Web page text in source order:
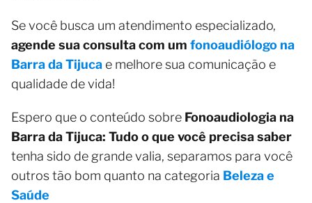
Se você busca um atendimento especializado,
agende sua consulta com um fonoaudiólogo na
Barra da Tijuca e melhore sua comunicação e
qualidade de vida!
Espero que o conteúdo sobre Fonoaudiologia na
Barra da Tijuca: Tudo o que você precisa saber
tenha sido de grande valia, separamos para você
outros tão bom quanto na categoria Beleza e
Saúde